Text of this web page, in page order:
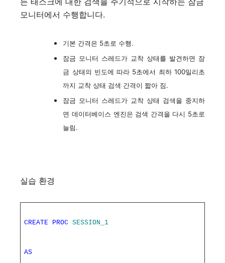
모니터에서 수행합니다.
기본 간격은 5초로 수행.
잠금 모니터 스레드가 교착 상태를 발견하면 잠
금 상태의 빈도에 따라 5초에서 최하 100밀리초
까지 교착 상태 검색 간격이 짧아 짐.
잠금 모니터 스레드가 교착 상태 검색을 중지하
면 데이터베이스 엔진은 검색 간격을 다시 5초로
늘림.
실습 환경
CREATE PROC SESSION_1
AS